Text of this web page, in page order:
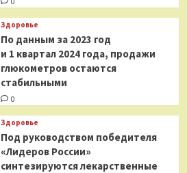
Здоровье
По данным за 2023 год
и 1 квартал 2024 года, продажи
глюкометров остаются
стабильными
0
Здоровье
Под руководством победителя
«Лидеров России»
синтезируются лекарственные